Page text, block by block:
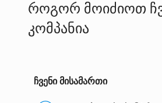
როგორ მოიძიოთ
კომპანია
ჩვენი მისამართი